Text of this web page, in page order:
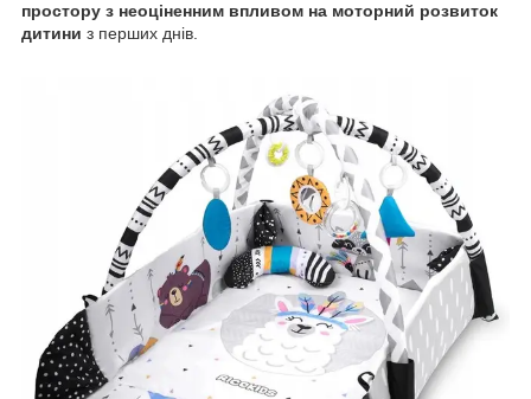
простору з неоціненним впливом на моторний розвиток
дитини з перших днів.